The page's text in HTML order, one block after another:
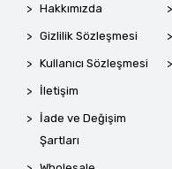
Hakkımızda
Gizlilik Sözleşmesi
Kullanıcı Sözleşmesi
İletişim
İade ve Değişim
Şartları